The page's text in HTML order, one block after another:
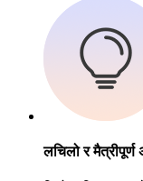
लचिलो र